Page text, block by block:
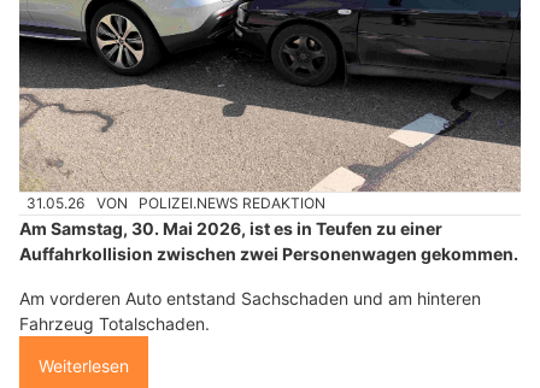
31.05.26 VON POLIZEI.NEWS REDAKTION
Am Samstag, 30. Mai 2026, ist es in Teufen zu einer
Auffahrkollision zwischen zwei Personenwagen gekommen.
Am vorderen Auto entstand Sachschaden und am hinteren
Fahrzeug Totalschaden.
Weiterlesen